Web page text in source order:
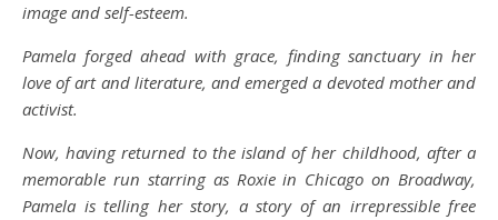
image and self-esteem.
Pamela forged ahead with grace, finding sanctuary in her
love of art and literature, and emerged a devoted mother and
activist.
Now, having returned to the island of her childhood, after a
memorable run starring as Roxie in Chicago on Broadway,
Pamela is telling her story, a story of an irrepressible free